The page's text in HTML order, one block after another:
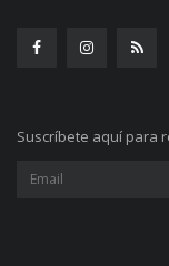
Suscríbete aquí para